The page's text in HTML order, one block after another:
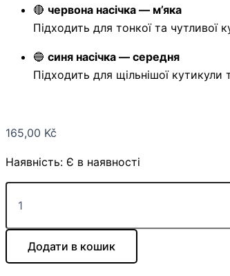
🔴 червона насічка — м’яка
Підходить для тонкої та чутливої
🔵 синя насічка — середня
Підходить для щільнішої кутикули
165,00 Kč
Наявність: Є в наявності
Додати в кошик